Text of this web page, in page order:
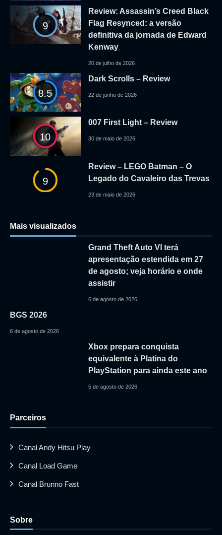
9
Review: Assassin’s Creed Black
Flag Resynced: a versão
definitiva da jornada de Edward
Kenway
20 de julho de 2026
8.5
Dark Scrolls – Review
22 de junho de 2026
10
007 First Light – Review
30 de maio de 2026
9
Review – LEGO Batman – O
Legado do Cavaleiro das Trevas
23 de maio de 2026
Mais visualizados
Grand Theft Auto VI terá
apresentação estendida em 27
de agosto; veja horário e onde
assistir
6 de agosto de 2026
BGS 2026
6 de agosto de 2026
Xbox prepara conquista
equivalente à Platina do
PlayStation para ainda este ano
5 de agosto de 2026
Parceiros
Canal Andy Hitsu Play
Canal Load Game
Canal Brunno Fast
Sobre